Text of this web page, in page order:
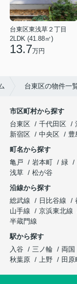
台東区東浅草２丁目
2LDK (41.88㎡)
13.7万円
台東区の物件一
市区町村から探す
台東区
千代田区
新宿区
中央区 豊
町名から探す
亀戸
岩本町 緑
浅草
松が谷
沿線から探す
総武線
日比谷線
山手線
京浜東北線
半蔵門線
駅から探す
入谷
三ノ輪 両国
秋葉原
上野 田原